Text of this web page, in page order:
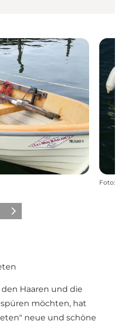
Foto:
Weiter
Haaren und die
möchten, hat
neue und schöne